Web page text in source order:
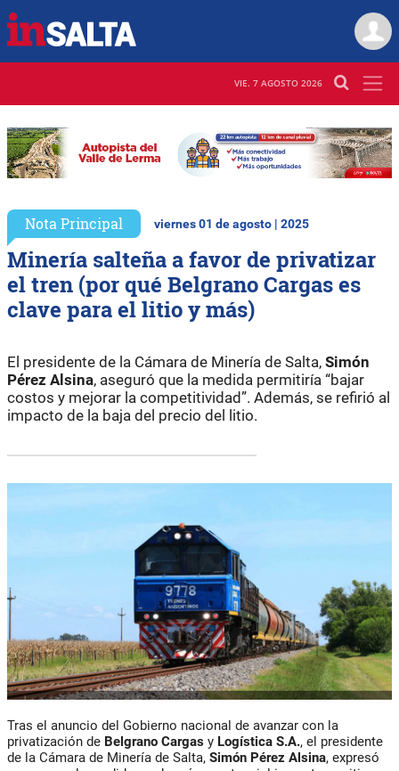
VIE. 7 AGOSTO 2026
Nota Principal viernes 01 de agosto | 2025
Minería salteña a favor de privatizar
el tren (por qué Belgrano Cargas es
clave para el litio y más)
El presidente de la Cámara de Minería de Salta, Simón
Pérez Alsina, aseguró que la medida permitiría “bajar
costos y mejorar la competitividad”. Además, se refirió al
impacto de la baja del precio del litio.
Tras el anuncio del Gobierno nacional de avanzar con la
privatización de Belgrano Cargas y Logística S.A., el presidente
de la Cámara de Minería de Salta, Simón Pérez Alsina, expresó